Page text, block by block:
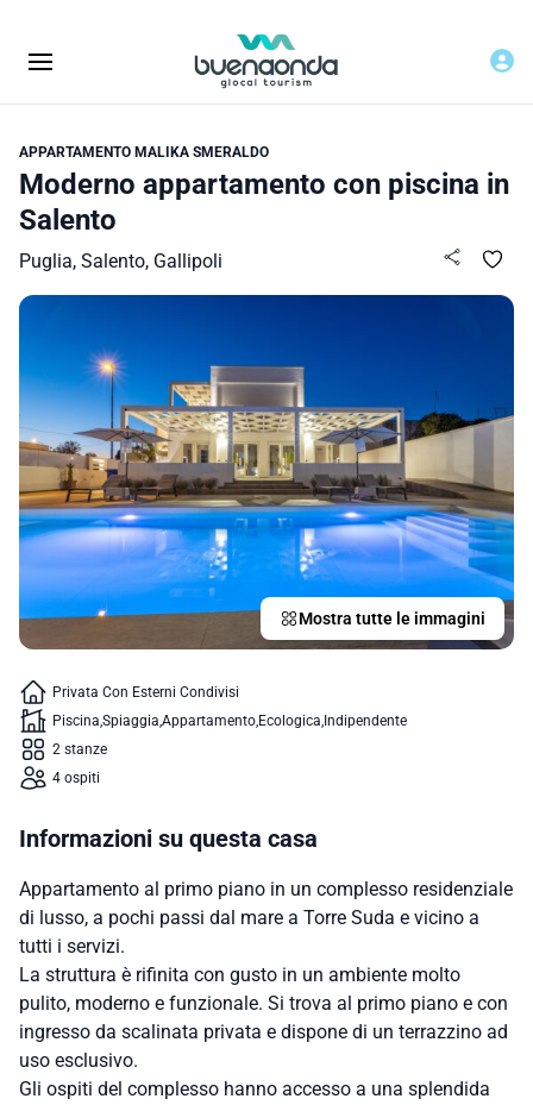
APPARTAMENTO MALIKA SMERALDO
Moderno appartamento con piscina in
Salento
Puglia, Salento, Gallipoli
Mostra tutte le immagini
Privata Con Esterni Condivisi
Piscina Spiaggia Appartamento Ecologica Indipendente
2 stanze
4 ospiti
Informazioni su questa casa
Appartamento al primo piano in un complesso residenziale
di lusso, a pochi passi dal mare a Torre Suda e vicino a
tutti i servizi.
La struttura è rifinita con gusto in un ambiente molto
pulito, moderno e funzionale. Si trova al primo piano e con
ingresso da scalinata privata e dispone di un terrazzino ad
uso esclusivo.
Gli ospiti del complesso hanno accesso a una splendida